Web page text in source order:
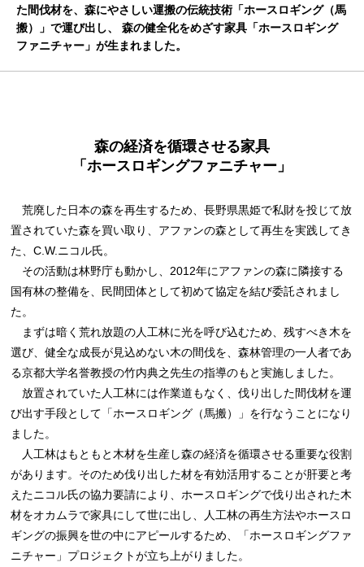
た間伐材を、森にやさしい運搬の伝統技術「ホースロギング（馬
搬）」で運び出し、
森の健全化をめざす家具「ホースロギング
ファニチャー」が生まれました。
森の経済を循環させる家具
「ホースロギングファニチャー」
荒廃した日本の森を再生するため、長野県黒姫で私財を投じて放
置されていた森を買い取り、アファンの森として再生を実践してき
た、C.W.ニコル氏。
その活動は林野庁も動かし、2012年にアファンの森に隣接する
国有林の整備を、民間団体として初めて協定を結び委託されまし
た。
まずは暗く荒れ放題の人工林に光を呼び込むため、残すべき木を
選び、健全な成長が見込めない木の間伐を、森林管理の一人者であ
る京都大学名誉教授の竹内典之先生の指導のもと実施しました。
放置されていた人工林には作業道もなく、伐り出した間伐材を運
び出す手段として「ホースロギング（馬搬）」を行なうことになり
ました。
人工林はもともと木材を生産し森の経済を循環させる重要な役割
があります。そのため伐り出した材を有効活用することが肝要と考
えたニコル氏の協力要請により、ホースロギングで伐り出された木
材をオカムラで家具にして世に出し、人工林の再生方法やホースロ
ギングの振興を世の中にアピールするため、「ホースロギングファ
ニチャー」プロジェクトが立ち上がりました。